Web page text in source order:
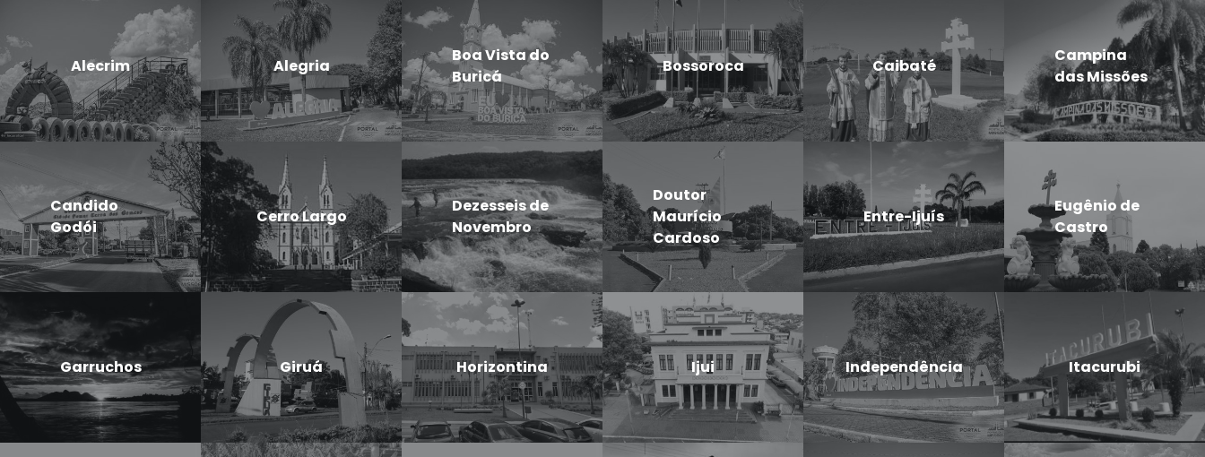
Alecrim Alegria
Boa Vista do
Buricá
Bossoroca Caibaté
Campina
das Missões
Candido
Godói
Cerro Largo
Dezesseis de
Novembro
Doutor
Maurício
Cardoso
Entre-Ijuís
Eugênio de
Castro
Garruchos Giruá Horizontina Ijui Independência Itacurubi